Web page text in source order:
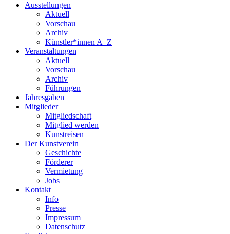
Ausstellungen
Aktuell
Vorschau
Archiv
Künstler*innen A–Z
Veranstaltungen
Aktuell
Vorschau
Archiv
Führungen
Jahresgaben
Mitglieder
Mitgliedschaft
Mitglied werden
Kunstreisen
Der Kunstverein
Geschichte
Förderer
Vermietung
Jobs
Kontakt
Info
Presse
Impressum
Datenschutz